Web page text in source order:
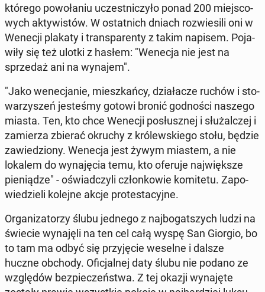
którego po­wo­ła­niu uczest­ni­czy­ło ponad 200 miej­sco­
wych ak­ty­wi­stów. W ostat­nich dniach roz­wie­si­li oni w
Wenecji plakaty i trans­pa­ren­ty z takim napisem. Po­ja­
wi­ły się też ulotki z hasłem: "Wenecja nie jest na
sprze­daż ani na wynajem".
"Jako we­ne­cja­nie, miesz­kań­cy, dzia­ła­cze ruchów i sto­
wa­rzy­szeń je­ste­śmy gotowi bronić god­no­ści naszego
miasta. Ten, kto chce Wenecji po­słusz­nej i słu­żal­czej i
za­mie­rza zbierać okruchy z kró­lew­skie­go stołu, będzie
za­wie­dzio­ny. Wenecja jest żywym miastem, a nie
lokalem do wy­na­ję­cia temu, kto oferuje naj­więk­sze
pie­nią­dze" - oświad­czy­li człon­ko­wie ko­mi­te­tu. Za­po­
wie­dzie­li kolejne akcje pro­te­sta­cyj­ne.
Or­ga­ni­za­to­rzy ślubu jednego z naj­bo­gat­szych ludzi na
świecie wy­na­ję­li na ten cel całą wyspę San Giorgio, bo
to tam ma odbyć się przy­ję­cie weselne i dalsze
huczne obchody. Ofi­cjal­nej daty ślubu nie podano ze
wzglę­dów bez­pie­czeń­stwa. Z tej okazji wy­na­ję­te